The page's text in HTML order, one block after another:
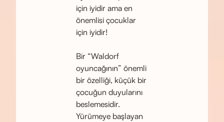
için iyidir ama en
önemlisi çocuklar
için iyidir!
Bir “Waldorf
oyuncağının” önemli
bir özelliği, küçük bir
çocuğun duyularını
beslemesidir.
Yürümeye başlayan